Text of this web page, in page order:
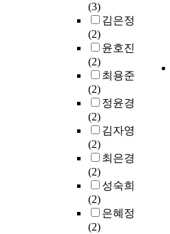
(3)
김은정
(2)
윤호진
(2)
최용준
(2)
정윤경
(2)
김자영
(2)
최은경
(2)
성숙희
(2)
은혜정
(2)